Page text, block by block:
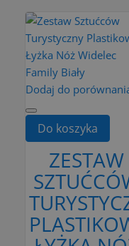
Dodaj do
Do koszyka
ZESTAW